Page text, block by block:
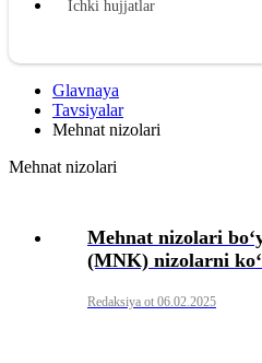
Ichki hujjatlar
Ishga joylashtirish
Mehnat shartnomasi
Ish vaqti
Dam olish vaqti
Glavnaya
Tavsiyalar
Mehnat nizolari
Mehnat nizolari
Mehnat nizolari
(MNK) nizolarni
Redaksiya ot 06.02.2025